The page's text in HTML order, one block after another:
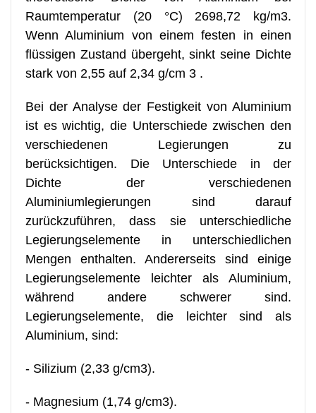
Raumtemperatur (20 °C) 2698,72 kg/m3.
Wenn Aluminium von einem festen in einen
flüssigen Zustand übergeht, sinkt seine Dichte
stark von 2,55 auf 2,34 g/cm 3 .
Bei der Analyse der Festigkeit von Aluminium
ist es wichtig, die Unterschiede zwischen den
verschiedenen Legierungen zu
berücksichtigen. Die Unterschiede in der
Dichte der verschiedenen
Aluminiumlegierungen sind darauf
zurückzuführen, dass sie unterschiedliche
Legierungselemente in unterschiedlichen
Mengen enthalten. Andererseits sind einige
Legierungselemente leichter als Aluminium,
während andere schwerer sind.
Legierungselemente, die leichter sind als
Aluminium, sind:
- Silizium (2,33 g/cm3).
- Magnesium (1,74 g/cm3).